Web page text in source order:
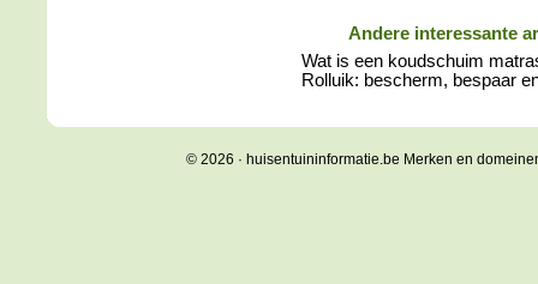
Andere interessante
Wat is een koudschuim
Rolluik: bescherm, bespaar
© 2026 · huisentuininformatie.be Merken en